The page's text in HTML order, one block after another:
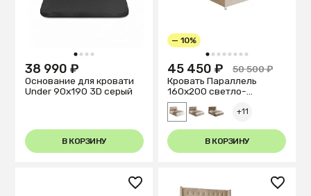
1 2 3 4
38 990 ₽
Основание для кровати
Under 90x190 3D серый
В КОРЗИНУ
1 2 3 4 5 6 7 8
— 10%
45 450 ₽
50 500 ₽
Кровать Параллель
160х200 светло-
бежевого цвета
+11
В КОРЗИНУ